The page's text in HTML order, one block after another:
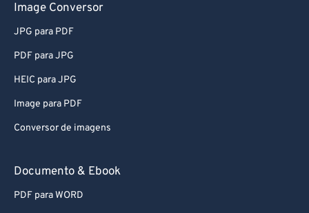
Image Conversor
JPG para PDF
PDF para JPG
HEIC para JPG
Image para PDF
Conversor de imagens
Documento & Ebook
PDF para WORD